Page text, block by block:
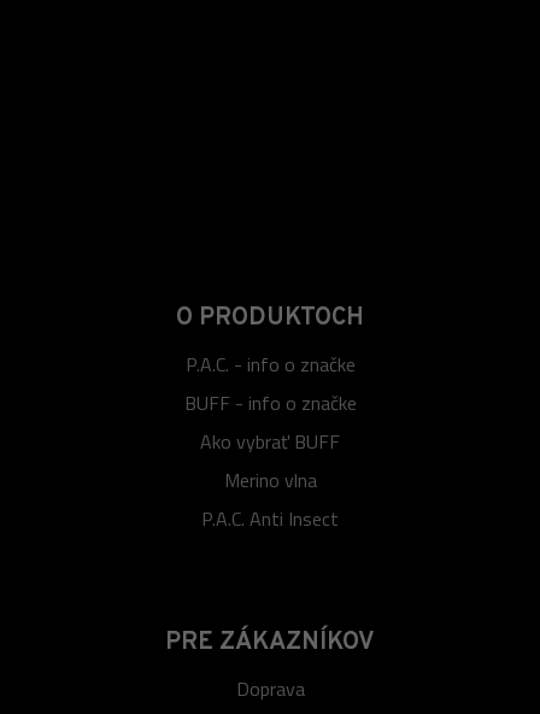
O PRODUKTOCH
P.A.C. - info o značke
BUFF - info o značke
Ako vybrať BUFF
Merino vlna
P.A.C. Anti Insect
PRE ZÁKAZNÍKOV
Doprava